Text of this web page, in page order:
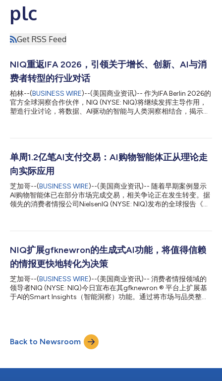
plc
Get RSS Feed
NIQ重返IFA 2026，引领关于增长、创新、AI与消
费者转型的行业对话
柏林--(BUSINESS WIRE)--(美国商业资讯)-- 作为IFA Berlin 2026的
官方全球洞察合作伙伴，NIQ (NYSE: NIQ)将继续发挥主导作用，
塑造行业讨论，将数据、AI驱动的智能与人类洞察相结合，揭示重
峰会、第四届NIQ商业早餐会以及一场专为中小企业打造的专属活
行的商业机遇。 围绕今年IFA的主题“未来即当下”(The Future Is
Now)，NIQ将就重塑消费科技、家用电器和零售业的力量提供及
时的行业视角——涵盖AI驱动的创新、不断演变的消费者期望、全
渠道转型以及新兴的增长机遇。 在品牌和零售商应对经济不确定
性、购买行为转变以及日益增强的价格敏感度之际，NIQ的最新市
场数据凸显了该行业面临的挑战与机遇。尽管部分地区的科技和耐
用消费品市场仍面临压力，但欧洲主要市场的增长仍在持续，这进
单周1.2亿笔AI支付交易：AI购物智能体正从理论走
向实际应用
芝加哥--(BUSINESS WIRE)--(美国商业资讯)-- 随着早期案例显示
AI购物智能体已在部分市场完成交易，相关争论正在发生转变。据
领先的消费者情报公司NielsenIQ (NYSE: NIQ)发布的全球报告《商
据Ant Group数据，在2026年2月5日至11日这一周内，Alipay AI
称，2024年7月至2025年2月期间，来自生成式AI的美国零售网站
流量激增了1200%。 这是NielsenIQ针对全球商业格局转变发布的
第二份年中解读报告，进一步证实了零售业重心已向东转移的证
据。AI正日益成为贯穿直播电商、社交电商和即时零售等各种商业
形态的连接层。然而，NielsenIQ自身的消费者数据显示，AI的能力
与消费者的信任度之间仍存在明显差距。尽管消费者越来越习惯让
AI进行调研和推荐，但很少有人准备好让AI直接完成购买。
NIQ扩展gfknewron的生成式AI功能，将值得信赖
的情报更快地转化为决策
芝加哥--(BUSINESS WIRE)--(美国商业资讯)-- 消费者情报领域的
领导者NIQ (NYSE: NIQ)今日宣布在其gfknewron ® 平台上扩展基
于AI的Smart Insights（智能洞察）功能。通过将市场与品类整合
型数据集所需的时间，并加快各团队之间自信决策的进程。 随着
品牌和零售商面临日益增长的压力，需要迅速应对消费者行为和市
场动态的变化，从日益丰富的数据集中挖掘出有意义洞察的能力已
Smart Insights通过自动呈现对企业至关重要的趋势、机遇及业绩
Back to Newsroom